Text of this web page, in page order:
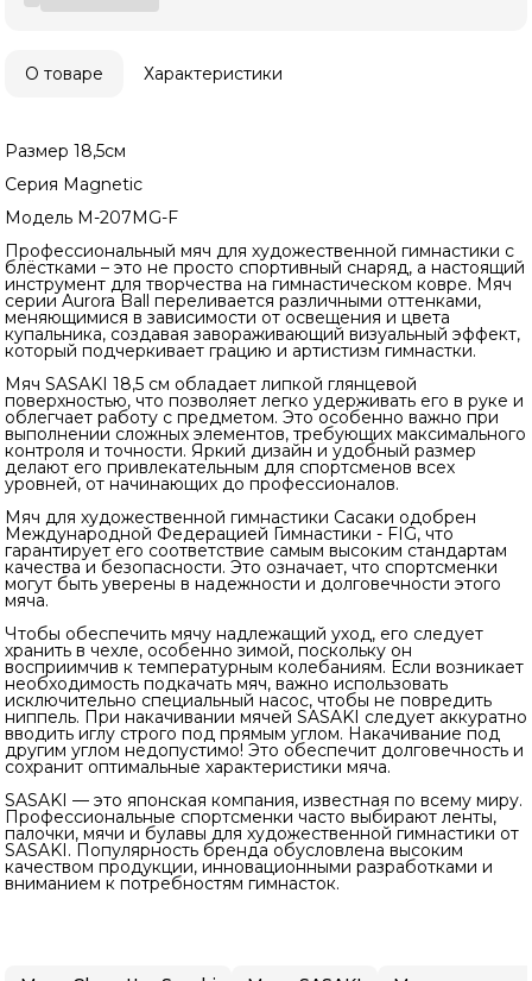
О товаре Характеристики
Размер 18,5см
Серия Magnetic
Модель M-207MG-F
Профессиональный мяч для художественной гимнастики с
блёстками – это не просто спортивный снаряд, а настоящий
инструмент для творчества на гимнастическом ковре. Мяч
серии Aurora Ball переливается различными оттенками,
меняющимися в зависимости от освещения и цвета
купальника, создавая завораживающий визуальный эффект,
который подчеркивает грацию и артистизм гимнастки.
Мяч SASAKI 18,5 см обладает липкой глянцевой
поверхностью, что позволяет легко удерживать его в руке и
облегчает работу с предметом. Это особенно важно при
выполнении сложных элементов, требующих максимального
контроля и точности. Яркий дизайн и удобный размер
делают его привлекательным для спортсменов всех
уровней, от начинающих до профессионалов.
Мяч для художественной гимнастики Сасаки одобрен
Международной Федерацией Гимнастики - FIG, что
гарантирует его соответствие самым высоким стандартам
качества и безопасности. Это означает, что спортсменки
могут быть уверены в надежности и долговечности этого
мяча.
Чтобы обеспечить мячу надлежащий уход, его следует
хранить в чехле, особенно зимой, поскольку он
восприимчив к температурным колебаниям. Если возникает
необходимость подкачать мяч, важно использовать
исключительно специальный насос, чтобы не повредить
ниппель. При накачивании мячей SASAKI следует аккуратно
вводить иглу строго под прямым углом. Накачивание под
другим углом недопустимо! Это обеспечит долговечность и
сохранит оптимальные характеристики мяча.
SASAKI — это японская компания, известная по всему миру.
Профессиональные спортсменки часто выбирают ленты,
палочки, мячи и булавы для художественной гимнастики от
SASAKI. Популярность бренда обусловлена высоким
качеством продукции, инновационными разработками и
вниманием к потребностям гимнасток.